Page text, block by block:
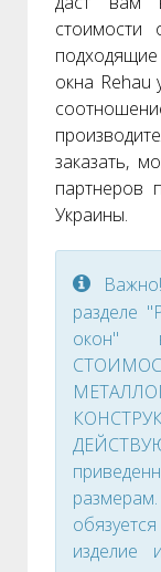
окна Rehau
заказать,
партнеров
Украины.
разделе
окон"